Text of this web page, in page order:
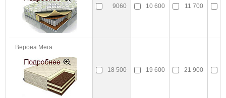
9060 10 600 11 700
Верона Мега
18 500 19 600 21 900